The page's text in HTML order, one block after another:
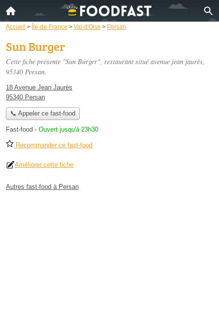
Accueil > Île-de-France > Val-d'Oise > Persan
Sun Burger
Cette fiche présente "Sun Burger", restaurant situé avenue jean jaurès,
95340 Persan.
18 Avenue Jean Jaurès
95340 Persan
📞 Appeler ce fast-food
Fast-food - Ouvert jusqu'à 23h30
Recommander ce fast-food
Améliorer cette fiche
Autres fast-food à Persan